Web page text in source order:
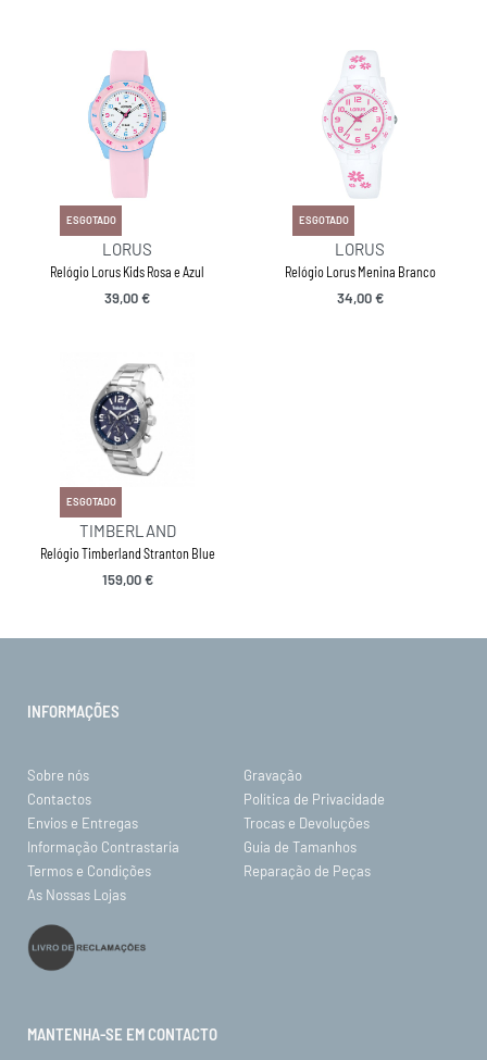
ESGOTADO
LORUS
Relógio Lorus Kids Rosa e Azul
39,00€
ESGOTADO
LORUS
Relógio Lorus Menina Branco
34,00€
ESGOTADO
TIMBERLAND
Relógio Timberland Stranton Blue
159,00€
INFORMAÇÕES
Sobre nós
Gravação
Contactos
Política de Privacidade
Envios e Entregas
Trocas e Devoluções
Informação Contrastaria
Guia de Tamanhos
Termos e Condições
Reparação de Peças
As Nossas Lojas
MANTENHA-SE EM CONTACTO